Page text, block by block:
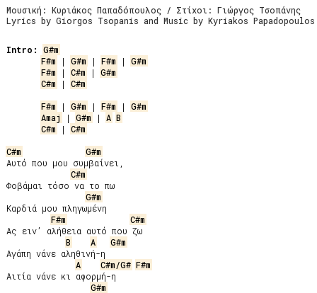
Μουσική: Κυριάκος Παπαδόπουλος / Στίχοι: Γιώργος Τσοπάνης
Lyrics by Giorgos Tsopanis and Music by Kyriakos Papadopoulos
Intro:
G#m
F#m | G#m | F#m | G#m
F#m | C#m | G#m
C#m | C#m
F#m | G#m | F#m | G#m
Amaj
| G#m | A B
C#m | C#m
C#m
G#m
Αυτό που μου συμβαίνει,
C#m
Φοβάμαι τόσο να το πω
G#m
Καρδιά μου πληγωμένη
F#m
C#m
Ας ειν’ αλήθεια αυτό που ζω
B
A
G#m
Αγάπη νάνε αληθινή-η
A
C#m/G# F#m
Αιτία νάνε κι αφορμή-η
G#m